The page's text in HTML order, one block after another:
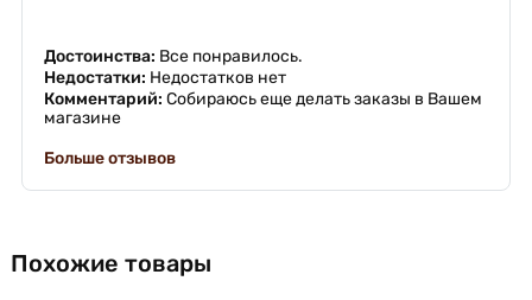
Достоинства: Все понравилось.
Недостатки: Недостатков нет
Комментарий: Собираюсь еще делать заказы в Вашем
магазине
Больше отзывов
Похожие товары